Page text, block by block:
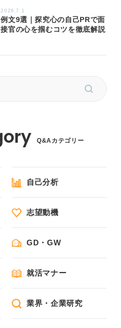
2026.7.1
例文9選｜探究心の自己PRで面
接官の心を掴むコツを徹底解説
Q&Aカテゴリー
自己分析
志望動機
GD・GW
就活マナー
業界・企業研究